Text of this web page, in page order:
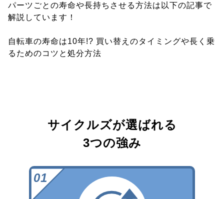
パーツごとの寿命や長持ちさせる方法は以下の記事で
解説しています！
自転車の寿命は10年!? 買い替えのタイミングや長く乗
るためのコツと処分方法
サイクルズが選ばれる
3つの強み